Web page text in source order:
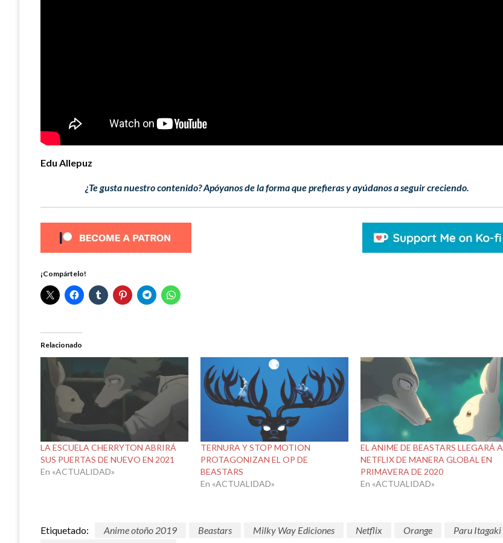
Edu Allepuz
¿Te gusta nuestro contenido? Apóyanos de la forma que prefieras y ayúdanos a seguir creciendo.
¡Compártelo!
Relacionado
LA ESCUELA CHERRYTON ABRIRÁ
SUS PUERTAS DE NUEVO EN 2021
En «ACTUALIDAD»
TERNURA Y STOP MOTION
PROTAGONIZAN EL OP DE
BEASTARS
En «ACTUALIDAD»
EL ANIME DE BEASTARS LLEGARÁ A
NETFLIX DE MANERA GLOBAL EN
PRIMAVERA DE 2020
En «ACTUALIDAD»
Etiquetado: Anime otoño 2019 Beastars Milky Way Ediciones Netflix Orange
Paru Itagaki